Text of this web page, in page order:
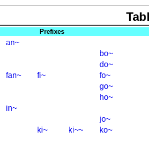
Prefixes
an~
bo~
do~
fan~ fi~
fo~
go~
ho~
in~
jo~
ki~ ki~~
ko~